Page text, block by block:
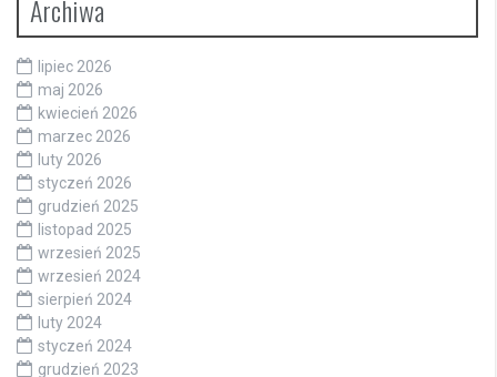
Archiwa
lipiec 2026
maj 2026
kwiecień 2026
marzec 2026
luty 2026
styczeń 2026
grudzień 2025
listopad 2025
wrzesień 2025
wrzesień 2024
sierpień 2024
luty 2024
styczeń 2024
grudzień 2023